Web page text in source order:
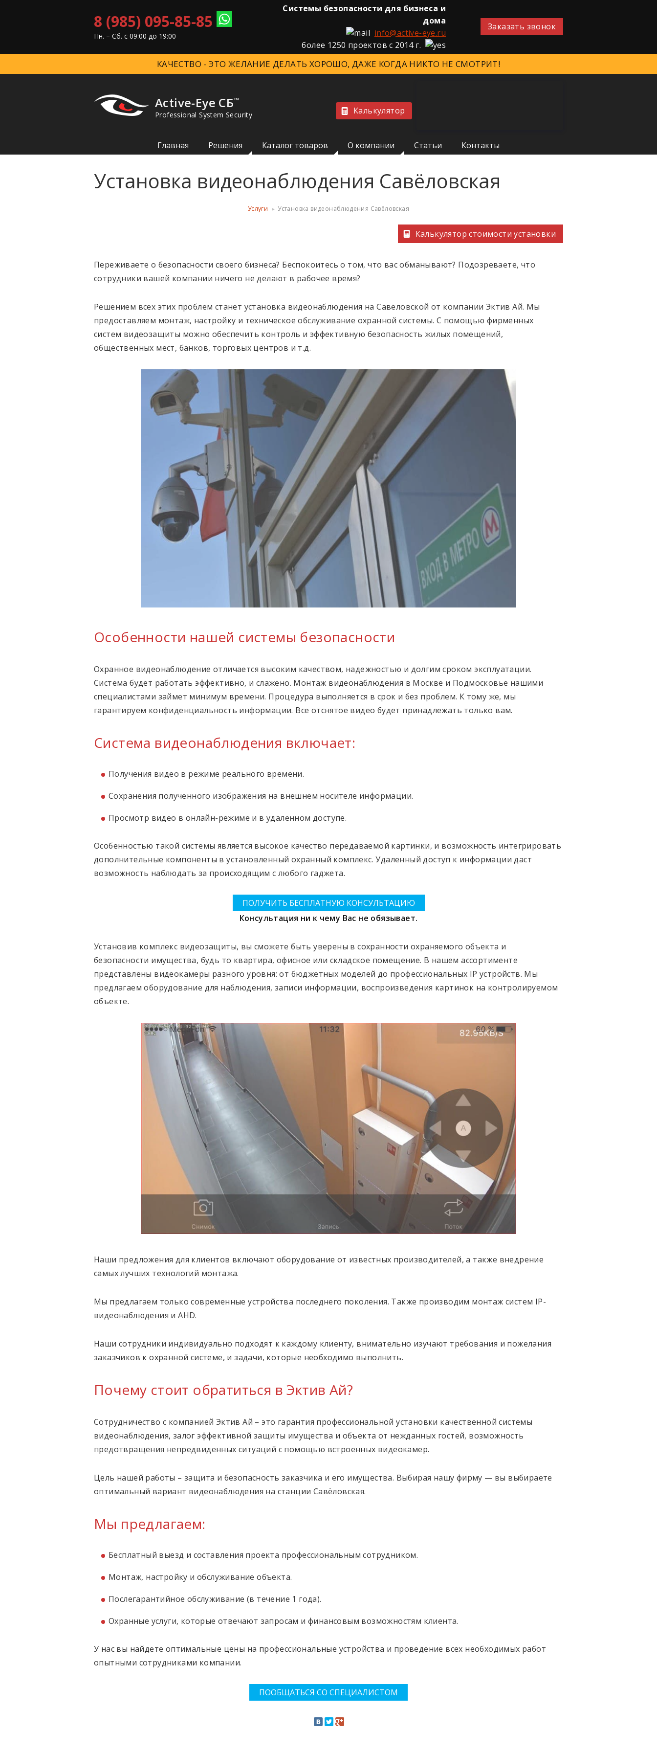
8 (985) 095-85-85
Пн. – Cб. с 09:00 до 19:00
Системы безопасности для бизнеса и
дома
info@active-eye.ru
более 1250 проектов с 2014 г.
Заказать звонок
КАЧЕСТВО - ЭТО ЖЕЛАНИЕ ДЕЛАТЬ ХОРОШО, ДАЖЕ КОГДА НИКТО НЕ СМОТРИТ!
Active-Eye СБ™
Professional System Security
Калькулятор
Главная Решения Каталог товаров О компании Статьи Контакты
Установка видеонаблюдения Савёловская
Услуги Установка видеонаблюдения Савёловская
Калькулятор стоимости установки
Переживаете о безопасности своего бизнеса? Беспокоитесь о том, что вас обманывают? Подозреваете, что
сотрудники вашей компании ничего не делают в рабочее время?
Решением всех этих проблем станет установка видеонаблюдения на Савёловской от компании Эктив Ай. Мы
предоставляем монтаж, настройку и техническое обслуживание охранной системы. С помощью фирменных
систем видеозащиты можно обеспечить контроль и эффективную безопасность жилых помещений,
общественных мест, банков, торговых центров и т.д.
Особенности нашей системы безопасности
Охранное видеонаблюдение отличается высоким качеством, надежностью и долгим сроком эксплуатации.
Система будет работать эффективно, и слажено. Монтаж видеонаблюдения в Москве и Подмосковье нашими
специалистами займет минимум времени. Процедура выполняется в срок и без проблем. К тому же, мы
гарантируем конфиденциальность информации. Все отснятое видео будет принадлежать только вам.
Система видеонаблюдения включает:
Получения видео в режиме реального времени.
Сохранения полученного изображения на внешнем носителе информации.
Просмотр видео в онлайн-режиме и в удаленном доступе.
Особенностью такой системы является высокое качество передаваемой картинки, и возможность интегрировать
дополнительные компоненты в установленный охранный комплекс. Удаленный доступ к информации даст
возможность наблюдать за происходящим с любого гаджета.
ПОЛУЧИТЬ БЕСПЛАТНУЮ КОНСУЛЬТАЦИЮ
Консультация ни к чему Вас не обязывает.
Установив комплекс видеозащиты, вы сможете быть уверены в сохранности охраняемого объекта и
безопасности имущества, будь то квартира, офисное или складское помещение. В нашем ассортименте
представлены видеокамеры разного уровня: от бюджетных моделей до профессиональных IP устройств. Мы
предлагаем оборудование для наблюдения, записи информации, воспроизведения картинок на контролируемом
объекте.
Наши предложения для клиентов включают оборудование от известных производителей, а также внедрение
самых лучших технологий монтажа.
Мы предлагаем только современные устройства последнего поколения. Также производим монтаж систем IP-
видеонаблюдения и AHD.
Наши сотрудники индивидуально подходят к каждому клиенту, внимательно изучают требования и пожелания
заказчиков к охранной системе, и задачи, которые необходимо выполнить.
Почему стоит обратиться в Эктив Ай?
Сотрудничество с компанией Эктив Ай – это гарантия профессиональной установки качественной системы
видеонаблюдения, залог эффективной защиты имущества и объекта от нежданных гостей, возможность
предотвращения непредвиденных ситуаций с помощью встроенных видеокамер.
Цель нашей работы – защита и безопасность заказчика и его имущества. Выбирая нашу фирму — вы выбираете
оптимальный вариант видеонаблюдения на станции Савёловская.
Мы предлагаем:
Бесплатный выезд и составления проекта профессиональным сотрудником.
Монтаж, настройку и обслуживание объекта.
Послегарантийное обслуживание (в течение 1 года).
Охранные услуги, которые отвечают запросам и финансовым возможностям клиента.
У нас вы найдете оптимальные цены на профессиональные устройства и проведение всех необходимых работ
опытными сотрудниками компании.
ПООБЩАТЬСЯ СО СПЕЦИАЛИСТОМ